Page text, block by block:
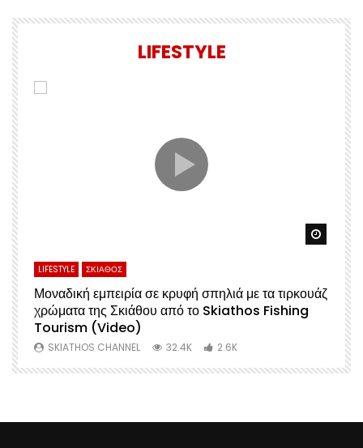
LIFESTYLE
Watch Later
LIFESTYLE ΣΚΙΑΘΟΣ
Μοναδική εμπειρία σε κρυφή σπηλιά με τα τιρκουάζ
χρώματα της Σκιάθου από το Skiathos Fishing
Tourism (Video)
SKIATHOS CHANNEL 32.4K 2.6K